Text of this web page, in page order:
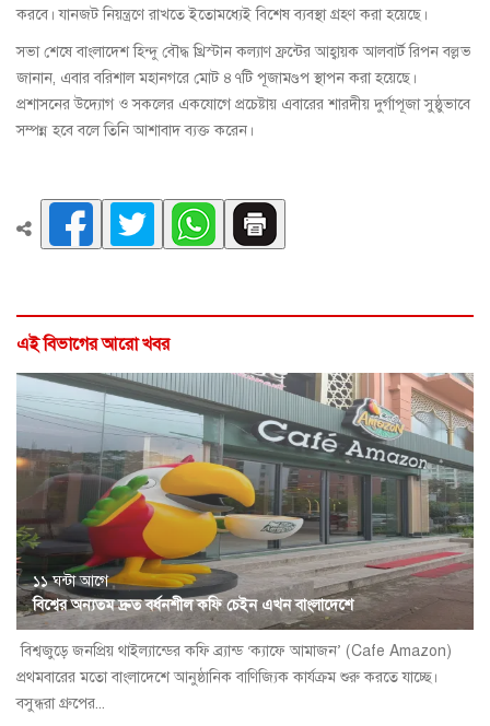
করবে। যানজট নিয়ন্ত্রণে রাখতে ইতোমধ্যেই বিশেষ ব্যবস্থা গ্রহণ করা হয়েছে।
সভা শেষে বাংলাদেশ হিন্দু বৌদ্ধ খ্রিস্টান কল্যাণ ফ্রন্টের আহ্বায়ক আলবার্ট রিপন বল্লভ
জানান, এবার বরিশাল মহানগরে মোট ৪৭টি পূজামণ্ডপ স্থাপন করা হয়েছে।
প্রশাসনের উদ্যোগ ও সকলের একযোগে প্রচেষ্টায় এবারের শারদীয় দুর্গাপূজা সুষ্ঠুভাবে
সম্পন্ন হবে বলে তিনি আশাবাদ ব্যক্ত করেন।
এই বিভাগের আরো খবর
১১ ঘন্টা আগে
বিশ্বের অন্যতম দ্রুত বর্ধনশীল কফি চেইন এখন বাংলাদেশে
বিশ্বজুড়ে জনপ্রিয় থাইল্যান্ডের কফি ব্র্যান্ড ‘ক্যাফে আমাজন’ (Cafe Amazon)
প্রথমবারের মতো বাংলাদেশে আনুষ্ঠানিক বাণিজ্যিক কার্যক্রম শুরু করতে যাচ্ছে।
বসুন্ধরা গ্রুপের...